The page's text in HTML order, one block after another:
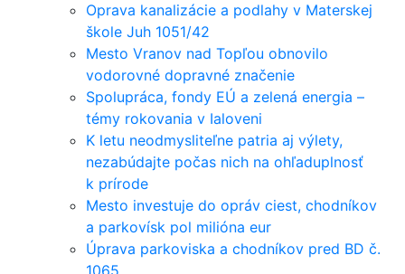
Oprava kanalizácie a podlahy v Materskej
škole Juh 1051/42
Mesto Vranov nad Topľou obnovilo
vodorovné dopravné značenie
Spolupráca, fondy EÚ a zelená energia –
témy rokovania v Ialoveni
K letu neodmysliteľne patria aj výlety,
nezabúdajte počas nich na ohľaduplnosť
k prírode
Mesto investuje do opráv ciest, chodníkov
a parkovísk pol milióna eur
Úprava parkoviska a chodníkov pred BD č.
1065